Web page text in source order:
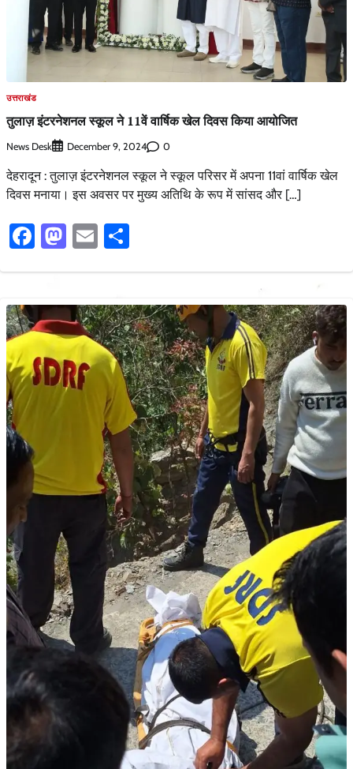
उत्तराखंड
तुलाज़ इंटरनेशनल स्कूल ने 11वें वार्षिक खेल दिवस किया आयोजित
News Desk December 9, 2024 0
देहरादून : तुलाज़ इंटरनेशनल स्कूल ने स्कूल परिसर में अपना 11वां वार्षिक खेल
दिवस मनाया। इस अवसर पर मुख्य अतिथि के रूप में सांसद और […]
Facebook
Mastodon
Email